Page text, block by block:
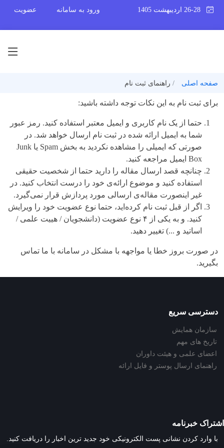
ورود به سامانه عضویت
صفحه اصلی راهنمای ثبت نام
برای ثبت نام به این نکات توجه داشته باشید:
حتما از یک نام کاربری و ایمیل معتبر استفاده کنید. رمز عبور
شما به ایمیل ارائه شده در ثبت نام ارسال خواهد شد. در
صورتی که ایمیلی را مشاهده نکردید به بخش Spam یا Junk
Box ایمیل مراجعه کنید.
چنانچه قصد ارسال مقاله را دارید حتما از شخصیت حقیقی
استفاده کنید و موضوع ارائه‌ی خود را درست انتخاب کنید. در
غیر اینصورت مقاله‌ی ارسالی مورد پردازش قرار نمی‌گیرد.
اگر از قبل ثبت نام کرده‌اید، حتما نوع عضویت خود را ویرایش
کنید. و به یکی از ۴ نوع عضویت (دانشجویان / هییت علمی /
اساتید و ...) تغییر دهید.
در صورت بروز خطا یا مواجهه با مشکل در سامانه با ما تماس
بگیرید.
دسترسی سریع
سازمان همایش
تاریخ های مهم
اعضای علمی و هیئت داوران
راهنمای ارسال پوستر و فایل ارائه
اشتراک خبرنامه
با وارد کردن نشانی پست الکترونیکی خود جدید ترین اخبار را دریافت کنید.